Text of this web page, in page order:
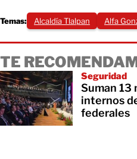
Temas: Alcaldía Tlalpan Alfa
TE
Seguridad
Suman 13
internos
federales